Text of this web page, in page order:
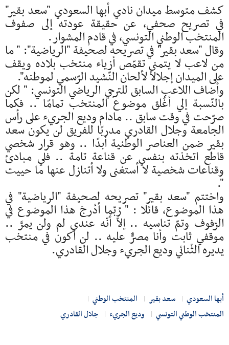
كشف متوسط ميدان نادي أبها السعودي "سعد بقير"
في تصريح صحفي، عن حقيقة عودته إلى صفوف
المنتخب الوطني التونسي، في قادم المشوار.
وقال "سعد بقير" في تصريحه لصحيفة "الرياضية": " ما
من لاعب لا يتمنى تقمّص أزياء منتخب بلاده ويقف
على الميدان إجلالاً لألحان النّشيد الرّسمي لموطنه".
وأضاف اللاعب السابق للترجي الرياضي التونسي: " لكن
بالنّسبة إلي أغُلق موضوع المنتخب تمامًا .. فكما
صرّحت في وقت سابق .. مادام وديع الجريء على رأس
الجامعة وجلال القادري مدربًا للفريق لن يكون سعد
بقير ضمن العناصر الوطنية أبدًا .. وهو قرار شخصي
قاطع اتخذته بنفسي عن قناعة تامة .. فلي مبادئ
وقناعات شخصية لا أستغنى ولا أتنازل عنها ما حييت
".
واختتم "سعد بقير" تصريحه لصحيفة "الرياضية" في
هذا الموضوع، قائلا : " رُبّما أدُرجَ هذا الموضوع في
الرّفوف وتمّ تناسيه .. إلاّ أنّه عندي لم ولن يمرَّ ..
موقفي ثابت وأنا مصرٌّ عليه .. لن أكون في منتخب
يديره الثّنائي وديع الجريء وجلال القادري.
أبها السعودي سعد بقير
المنتخب الوطني
المنتخب الوطني التونسي
وديع الجريء جلال القادري